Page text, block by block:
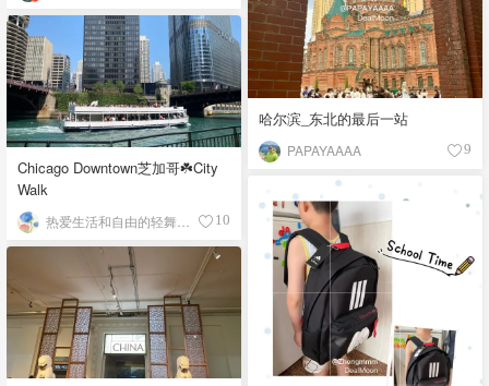
哈尔滨_东北的最后一站
PAPAYAAAA 9
Chicago Downtown芝加哥☘️City
Walk
10